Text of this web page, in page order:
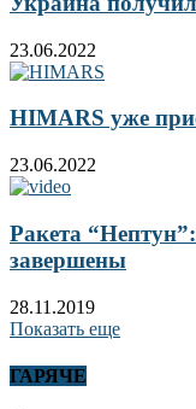
23.06.2022
HIMARS уже
23.06.2022
Ракета
завершены
28.11.2019
Показать еще
ГАРЯЧЕ